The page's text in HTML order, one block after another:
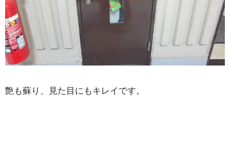
艶も蘇り、見た目にもキレイです。